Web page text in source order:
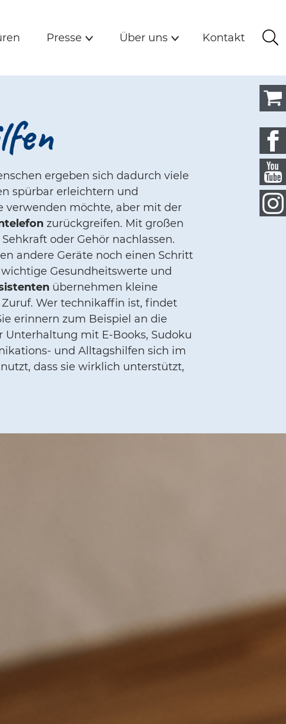
Presse
Presse Über uns
Über uns Kontakt
Kontakt
ergeben sich dadurch viele
spürbar erleichtern und
verwenden möchte, aber mit der
zurückgreifen. Mit großen
oder Gehör nachlassen.
andere Geräte noch einen Schritt
Gesundheitswerte und
übernehmen kleine
Wer technikaffin ist, findet
erinnern zum Beispiel an die
Unterhaltung mit E-Books, Sudoku
und Alltagshilfen sich im
dass sie wirklich unterstützt,